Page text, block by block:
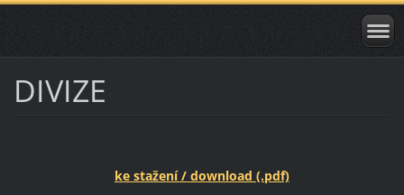
DIVIZE
ke stažení / download (.pdf)